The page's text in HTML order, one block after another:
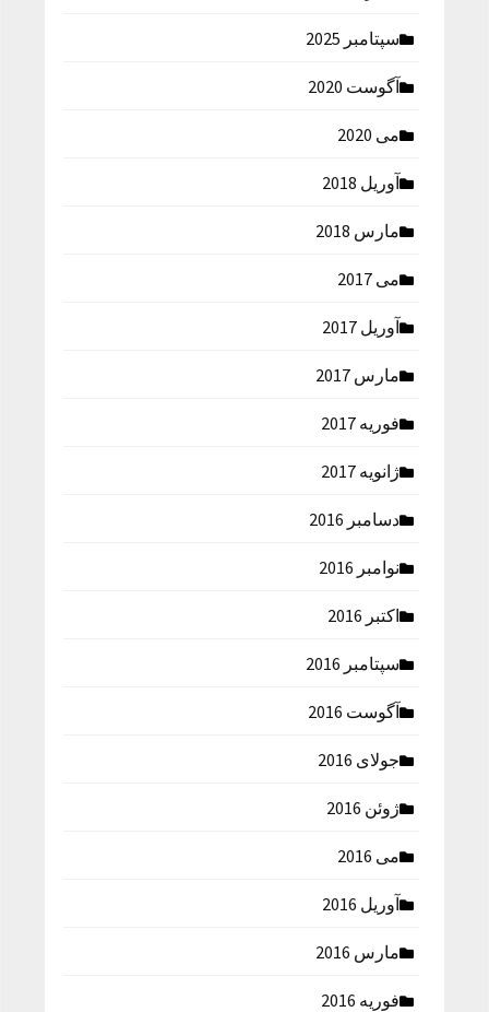
سپتامبر 2025
آگوست 2020
می 2020
آوریل 2018
مارس 2018
می 2017
آوریل 2017
مارس 2017
فوریه 2017
ژانویه 2017
دسامبر 2016
نوامبر 2016
اکتبر 2016
سپتامبر 2016
آگوست 2016
جولای 2016
ژوئن 2016
می 2016
آوریل 2016
مارس 2016
فوریه 2016